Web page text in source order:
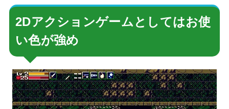
2Dアクションゲームとしてはお使
い色が強め